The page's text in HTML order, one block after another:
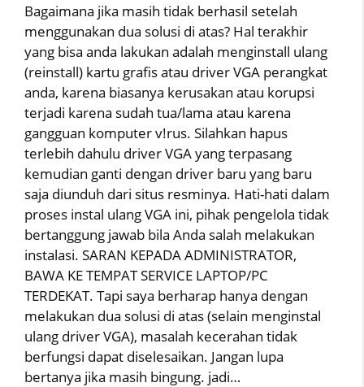
Bagaimana jika masih tidak berhasil setelah
menggunakan dua solusi di atas? Hal terakhir
yang bisa anda lakukan adalah menginstall ulang
(reinstall) kartu grafis atau driver VGA perangkat
anda, karena biasanya kerusakan atau korupsi
terjadi karena sudah tua/lama atau karena
gangguan komputer v!rus. Silahkan hapus
terlebih dahulu driver VGA yang terpasang
kemudian ganti dengan driver baru yang baru
saja diunduh dari situs resminya. Hati-hati dalam
proses instal ulang VGA ini, pihak pengelola tidak
bertanggung jawab bila Anda salah melakukan
instalasi. SARAN KEPADA ADMINISTRATOR,
BAWA KE TEMPAT SERVICE LAPTOP/PC
TERDEKAT. Tapi saya berharap hanya dengan
melakukan dua solusi di atas (selain menginstal
ulang driver VGA), masalah kecerahan tidak
berfungsi dapat diselesaikan. Jangan lupa
bertanya jika masih bingung. jadi…